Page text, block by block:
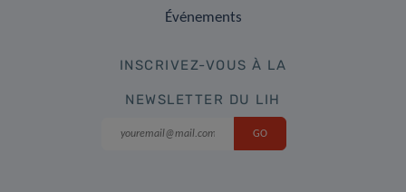
Événements
INSCRIVEZ-VOUS À LA
NEWSLETTER DU LIH